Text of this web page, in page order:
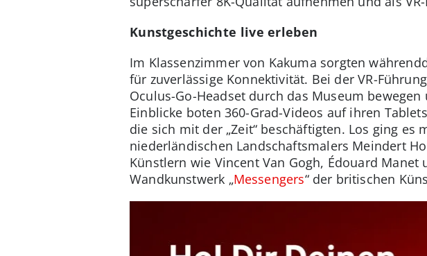
Kunstgeschichte live erleben
Im Klassenzimmer von Kakuma sorgten
für zuverlässige Konnektivität. Bei der VR-
Oculus-Go-Headset durch das Museum
Einblicke boten 360-Grad-Videos auf ihren
die sich mit der „Zeit“ beschäftigten. Los ging es
niederländischen Landschaftsmalers Meindert
Künstlern wie Vincent Van Gogh, Édouard
Wandkunstwerk „Messengers“ der britischen